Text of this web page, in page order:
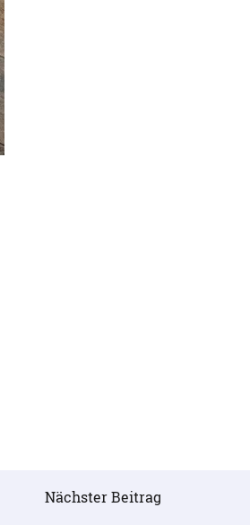
Nächster Beitrag